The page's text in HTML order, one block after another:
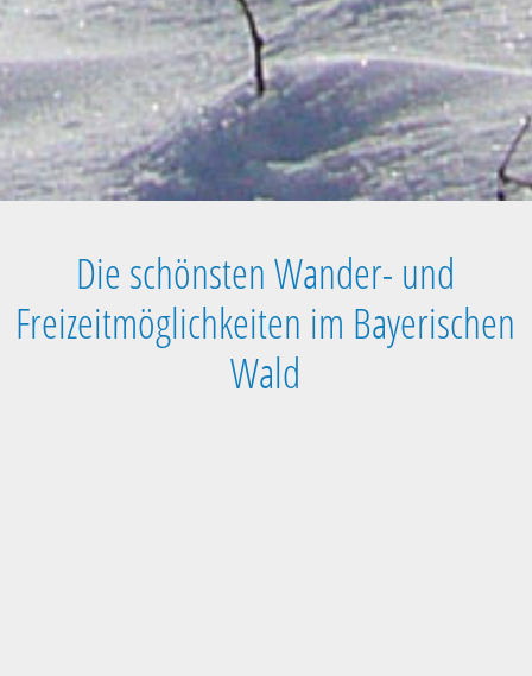
Die schönsten Wander- und
Freizeitmöglichkeiten im Bayerischen
Wald